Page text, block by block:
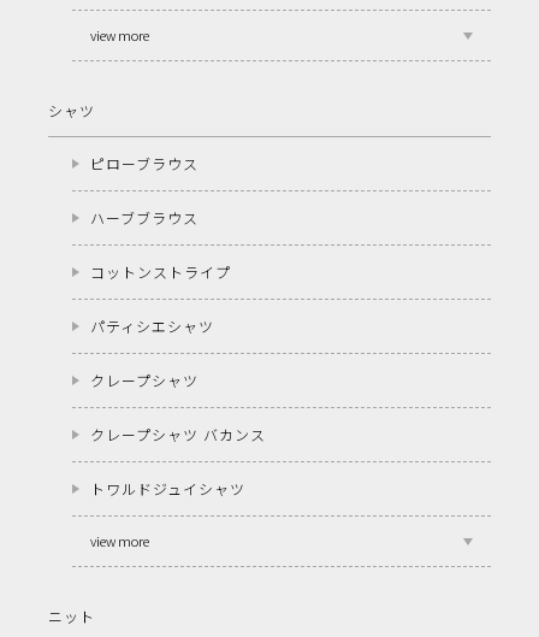
view more
シャツ
ピローブラウス
ハーブブラウス
コットンストライプ
パティシエシャツ
クレープシャツ
クレープシャツ バカンス
トワルドジュイシャツ
view more
ニット